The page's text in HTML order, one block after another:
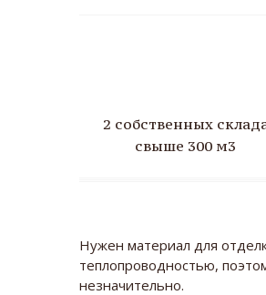
2 собственных
свыше 300 м3
Нужен материал для
теплопроводностью,
незначительно.